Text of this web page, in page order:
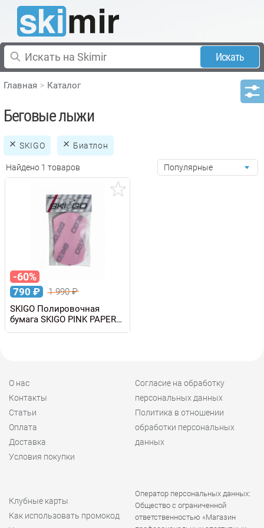
Искать
Главная Каталог
Беговые лыжи
SKIGO Биатлон
Найдено 1 товаров Популярные
-60%
790 ₽ 1 990₽
SKIGO Полировочная
бумага SKIGO PINK PAPER
68337, 10 листов
О нас
Контакты
Статьи
Оплата
Доставка
Условия покупки
Согласие на обработку
персональных данных
Политика в отношении
обработки персональных
данных
Клубные карты
Как использовать промокод
Оператор персональных данных:
Общество с ограниченной
ответственностью «Магазин